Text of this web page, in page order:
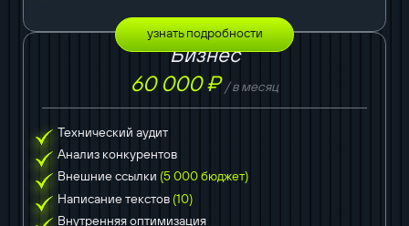
узнать подробности
Бизнес
60 000 ₽/ в месяц
Технический аудит
Анализ конкурентов
Внешние ссылки (5 000 бюджет)
Написание текстов (10)
Внутренняя оптимизация